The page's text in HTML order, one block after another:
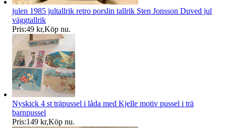
julen 1985 jultallrik retro porslin tallrik Sten Jonsson Duved jul
väggtallrik
Pris:49 kr,Köp nu.
Nyskick 4 st träpussel i låda med Kjelle motiv pussel i trä
barnpussel
Pris:149 kr,Köp nu.